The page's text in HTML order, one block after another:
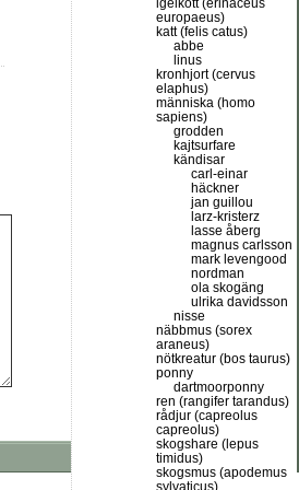
igelkott (erinaceus
europaeus)
katt (felis catus)
abbe
linus
kronhjort (cervus
elaphus)
människa (homo
sapiens)
grodden
kajtsurfare
kändisar
carl-einar
häckner
jan guillou
larz-kristerz
lasse åberg
magnus carlsson
mark levengood
nordman
ola skogäng
ulrika davidsson
nisse
näbbmus (sorex
araneus)
nötkreatur (bos taurus)
ponny
dartmoorponny
ren (rangifer tarandus)
rådjur (capreolus
capreolus)
skogshare (lepus
timidus)
skogsmus (apodemus
sylvaticus)